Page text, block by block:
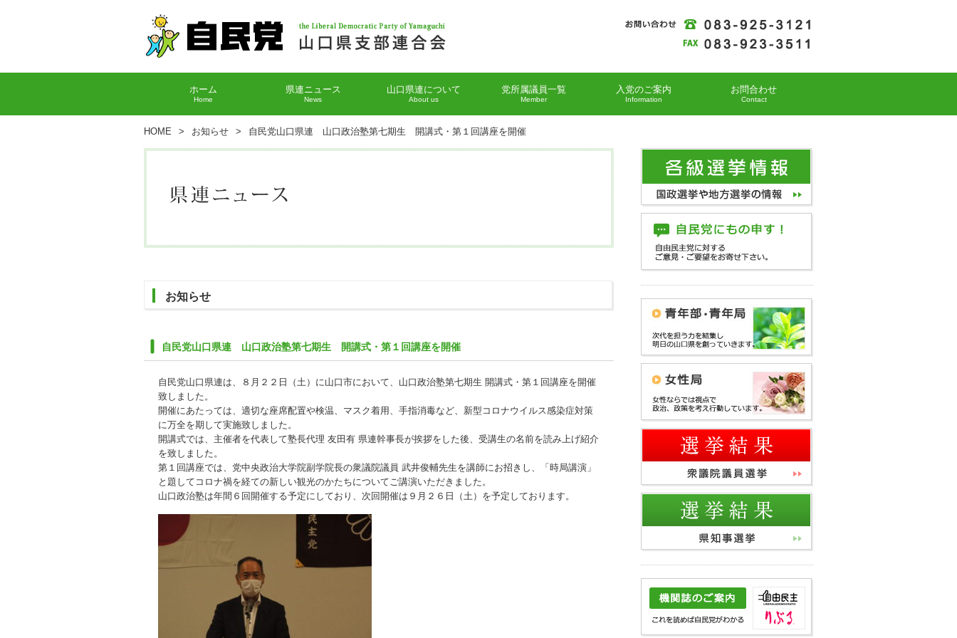
ホーム
Home
県連ニュース
News
山口県連について
About us
党所属議員一覧
Member
入党のご案内
Information
お問合わせ
Contact
HOME > お知らせ > 自民党山口県連 山口政治塾第七期生 開講式・第１回講座を開催
お知らせ
自民党山口県連 山口政治塾第七期生 開講式・第１回講座を開催
自民党山口県連は、８月２２日（土）に山口市において、山口政治塾第七期生 開講式・第１回講座を開催
致しました。
開催にあたっては、適切な座席配置や検温、マスク着用、手指消毒など、新型コロナウイルス感染症対策
に万全を期して実施致しました。
開講式では、主催者を代表して塾長代理 友田有 県連幹事長が挨拶をした後、受講生の名前を読み上げ紹介
を致しました。
第１回講座では、党中央政治大学院副学院長の衆議院議員 武井俊輔先生を講師にお招きし、「時局講演」
と題してコロナ禍を経ての新しい観光のかたちについてご講演いただきました。
山口政治塾は年間６回開催する予定にしており、次回開催は９月２６日（土）を予定しております。